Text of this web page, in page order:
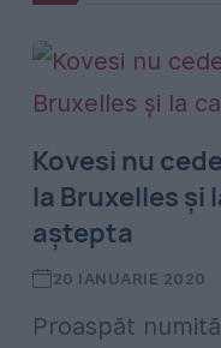
Zilei
Kovesi nu
la Bruxelles și
aștepta
20 IANUARIE 2020
Proaspăt